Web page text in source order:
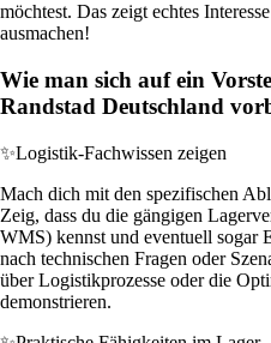
möchtest. Das zeigt echtes
ausmachen!
Wie man sich auf ein
Randstad Deutschland
✨Logistik-Fachwissen zeigen
Mach dich mit den spezifischen
Zeig, dass du die gängigen
WMS) kennst und eventuell sogar
nach technischen Fragen oder
über Logistikprozesse oder die
demonstrieren.